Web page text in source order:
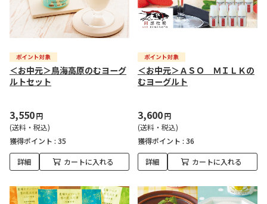
＜お中元＞鳥海高原のむヨーグ
ルトセット
3,550円
(送料・税込)
獲得ポイント : 35
詳細 カートに入れる
＜お中元＞ＡＳＯ ＭＩＬＫの
むヨーグルト
3,600円
(送料・税込)
獲得ポイント : 36
詳細 カートに入れる